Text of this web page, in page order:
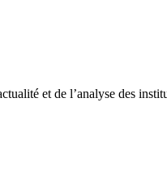
et de l’analyse des